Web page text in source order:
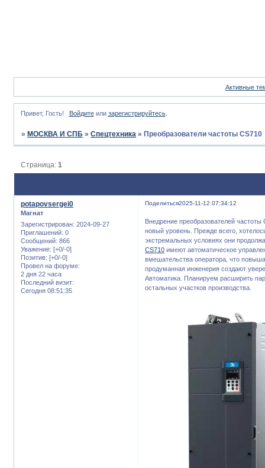
Активные
Привет, Гость! Войдитеили зарегистрируйтесь.
» МОСКВА И СПБ »Спецтехника » Преобразователи частоты CS710
Страница:1
Поделиться2025-11-12 07:34:12
potapovsergei0
Магнат
Зарегистрирован: 2024-09-27
Приглашений: 0
Сообщений: 866
Уважение: [+0/-0]
Позитив: [+0/-0]
Провел на форуме:
2 дня 22 часа
Последний визит:
Сегодня 08:51:35
Внедрение преобразователей
новый уровень. Прежде всего,
экстремальных условиях они
CS710 имеют автоматическое
вмешательства оператора, что
продуманная инженерия создают
Автоматика. Планируем расширить
остальных участков производства.